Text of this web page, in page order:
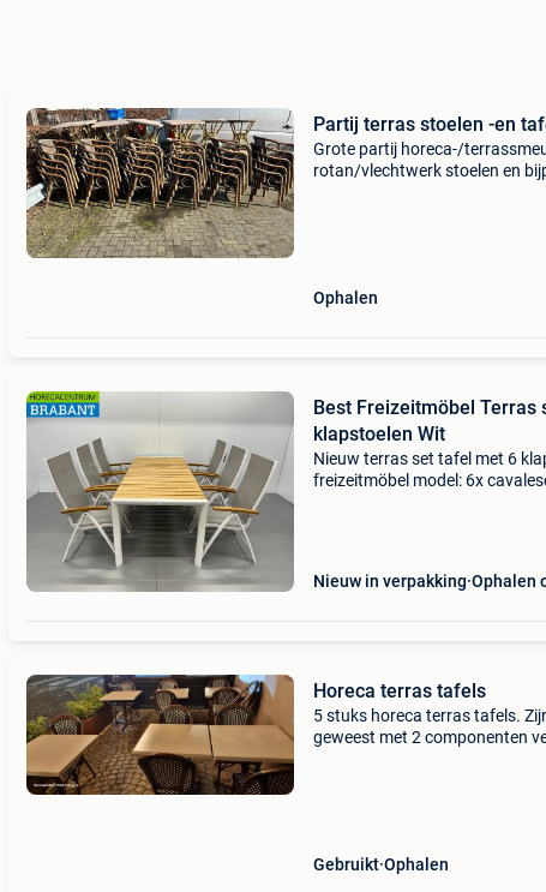
Partij terras stoelen -en
Grote partij horeca-/
rotan/vlechtwerk stoelen en
Ophalen
Best Freizeitmöbel Terras
klapstoelen Wit
Nieuw terras set tafel met 6
freizeitmöbel model: 6x
Nieuw in verpakking Ophalen
Horeca terras tafels
5 stuks horeca terras tafels.
geweest met 2 componenten
Gebruikt Ophalen